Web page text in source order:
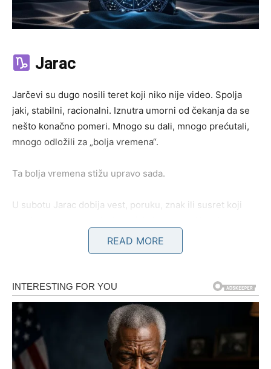
Jarac
Jarčevi su dugo nosili teret koji niko nije video. Spolja
jaki, stabilni, racionalni. Iznutra umorni od čekanja da se
nešto konačno pomeri. Mnogo su dali, mnogo prećutali,
mnogo odložili za „bolja vremena“.
Ta bolja vremena stižu upravo sada.
U subotu Jarac dobija vest, poruku, znak ili susret koji
neko vraća veru da ništa nije bilo uzalud. Nedelja donosi
emotivno olakšanje – razgovor koji se čekao, priznanje
dugo bila tiha.
A ponedeljak? Ponedeljak je dan kada Jarac shvata da se
situacija koja ga je mučila mesecima – rešava sama od
sebe.
READ MORE